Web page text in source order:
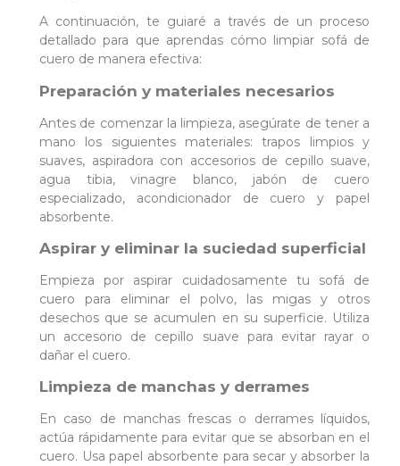
A continuación, te guiaré a través de un proceso
detallado para que aprendas cómo limpiar sofá de
cuero de manera efectiva:
Preparación y materiales necesarios
Antes de comenzar la limpieza, asegúrate de tener a
mano los siguientes materiales: trapos limpios y
suaves, aspiradora con accesorios de cepillo suave,
agua tibia, vinagre blanco, jabón de cuero
especializado, acondicionador de cuero y papel
absorbente.
Aspirar y eliminar la suciedad superficial
Empieza por aspirar cuidadosamente tu sofá de
cuero para eliminar el polvo, las migas y otros
desechos que se acumulen en su superficie. Utiliza
un accesorio de cepillo suave para evitar rayar o
dañar el cuero.
Limpieza de manchas y derrames
En caso de manchas frescas o derrames líquidos,
actúa rápidamente para evitar que se absorban en el
cuero. Usa papel absorbente para secar y absorber la